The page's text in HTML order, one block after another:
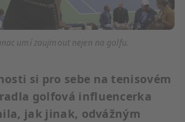
umí zaujmout nejen na golfu.
si pro sebe na tenisovém
golfová influencerka
jak jinak, odvážným